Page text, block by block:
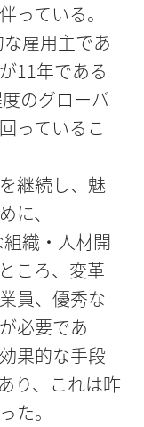
っている。
な雇用主であ
11年である
のグローバ
っているこ
継続し、魅
に、
組織・人材開
ころ、変革
員、優秀な
必要であ
果的な手段
り、これは昨
た。